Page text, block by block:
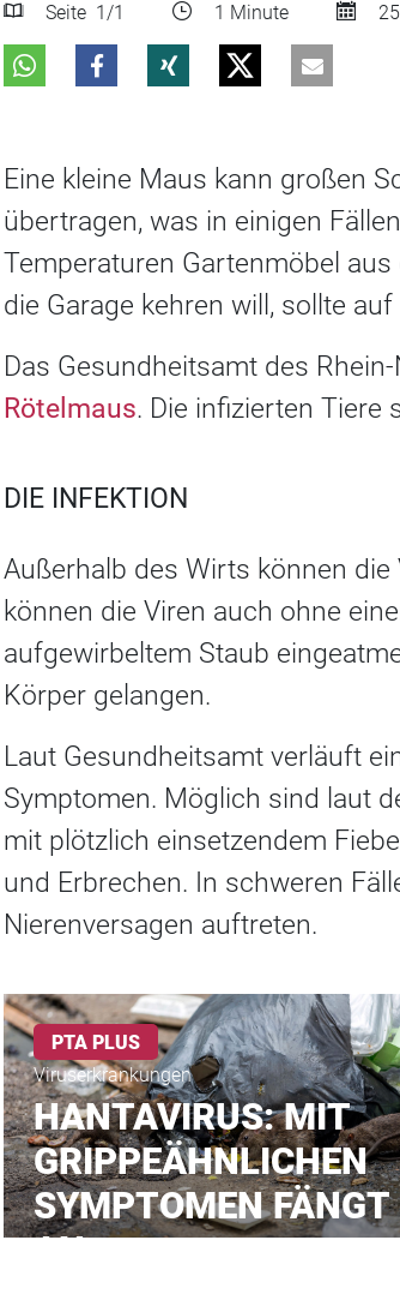
Seite 1 /1 1 Minute
Eine kleine Maus kann großen
übertragen, was in einigen
Temperaturen Gartenmöbel
die Garage kehren will, sollte
Das Gesundheitsamt des
Rötelmaus. Die infizierten Tiere
DIE INFEKTION
Außerhalb des Wirts können
können die Viren auch ohne
aufgewirbeltem Staub
Körper gelangen.
Laut Gesundheitsamt verläuft
Symptomen. Möglich sind laut
mit plötzlich einsetzendem
und Erbrechen. In schweren
Nierenversagen auftreten.
PTA PLUS
Viruserkrankungen
HANTAVIRUS: MIT
GRIPPEÄHNLICHEN
SYMPTOMEN FÄNGT
AN